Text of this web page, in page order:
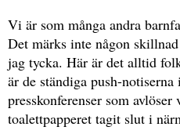
Vi är som många andra
Det märks inte någon
jag tycka. Här är det alltid
är de ständiga push-
presskonferenser som
toalettpapperet tagit slut i